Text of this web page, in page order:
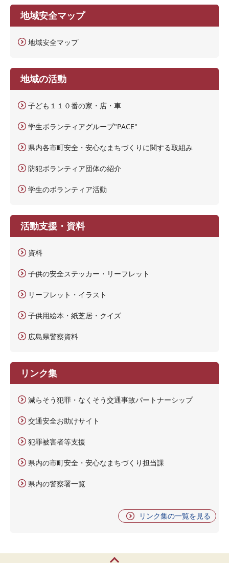
地域安全マップ
地域安全マップ
地域の活動
子ども１１０番の家・店・車
学生ボランティアグループ"PACE"
県内各市町安全・安心なまちづくりに関する取組み
防犯ボランティア団体の紹介
学生のボランティア活動
活動支援・資料
資料
子供の安全ステッカー・リーフレット
リーフレット・イラスト
子供用絵本・紙芝居・クイズ
広島県警察資料
リンク集
減らそう犯罪・なくそう交通事故パートナーシップ
交通安全お助けサイト
犯罪被害者等支援
県内の市町安全・安心なまちづくり担当課
県内の警察署一覧
リンク集の一覧を見る